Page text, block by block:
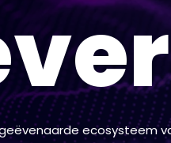
ecosysteem